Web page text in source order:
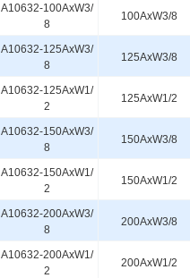
A10632-100AxW3/
8
100AxW3/8
A10632-125AxW3/
8
125AxW3/8
A10632-125AxW1/
2
125AxW1/2
A10632-150AxW3/
8
150AxW3/8
A10632-150AxW1/
2
150AxW1/2
A10632-200AxW3/
8
200AxW3/8
A10632-200AxW1/
2
200AxW1/2